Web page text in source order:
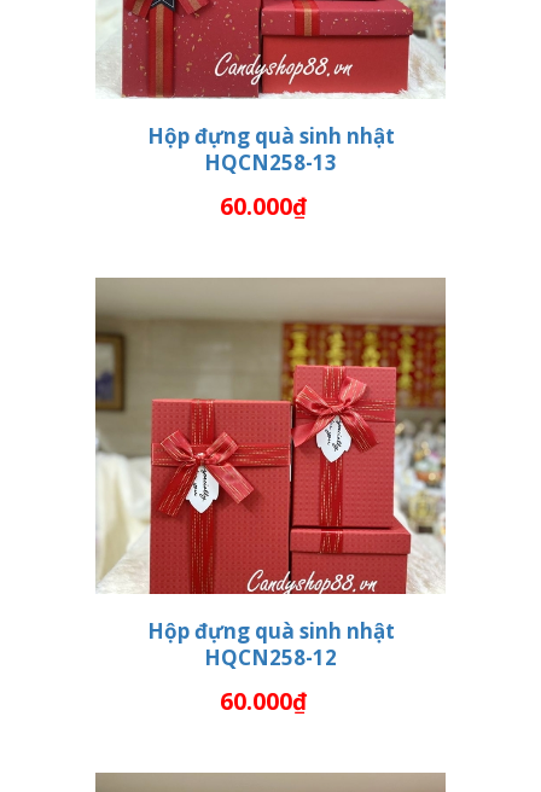
Hộp đựng quà sinh nhật
HQCN258-13
60.000₫
THÊM VÀO GIỎ HÀNG
Hộp đựng quà sinh nhật
HQCN258-12
60.000₫